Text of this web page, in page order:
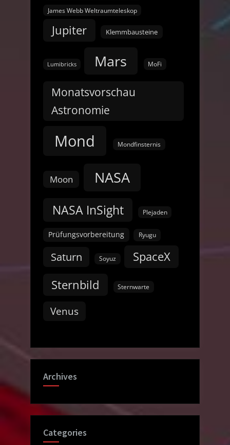
James Webb Weltraumteleskop
Jupiter Klemmbausteine
Lumibricks Mars MoFi
Monatsvorschau
Astronomie
Mond Mondfinsternis
Moon NASA
NASA InSight Plejaden
Prüfungsvorbereitung Ryugu
Saturn Soyuz
SpaceX
Sternbild
Sternwarte
Venus
Archives
Categories